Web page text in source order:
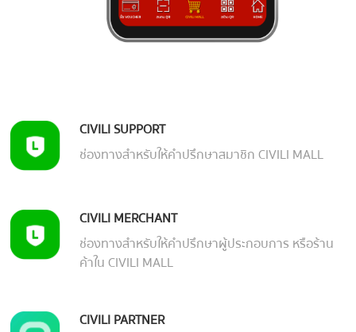
CIVILI SUPPORT
ช่องทางสำหรับให้คำปรึกษาสมาชิก CIVILI MALL
CIVILI MERCHANT
ช่องทางสำหรับให้คำปรึกษาผู้ประกอบการ หรือร้าน
ค้าใน CIVILI MALL
CIVILI PARTNER